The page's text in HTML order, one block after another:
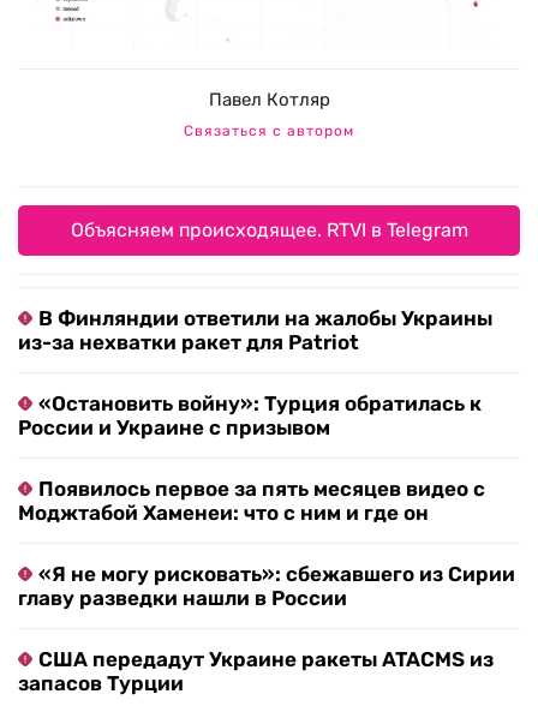
Павел Котляр
Связаться с автором
Объясняем происходящее. RTVI в Telegram
В Финляндии ответили на жалобы Украины
из-за нехватки ракет для Patriot
«Остановить войну»: Турция обратилась к
России и Украине с призывом
Появилось первое за пять месяцев видео с
Моджтабой Хаменеи: что с ним и где он
«Я не могу рисковать»: сбежавшего из Сирии
главу разведки нашли в России
США передадут Украине ракеты ATACMS из
запасов Турции